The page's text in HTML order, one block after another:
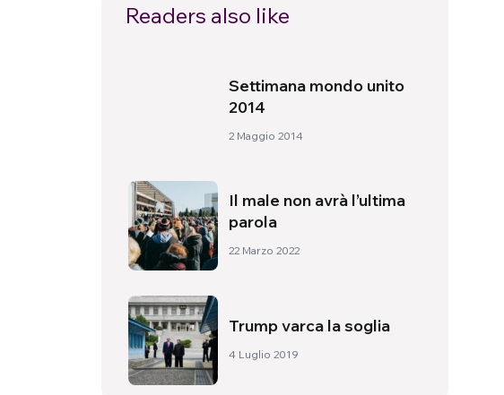
Readers also like
Settimana mondo unito
2014
2 Maggio 2014
Il male non avrà l’ultima
parola
22 Marzo 2022
Trump varca la soglia
4 Luglio 2019